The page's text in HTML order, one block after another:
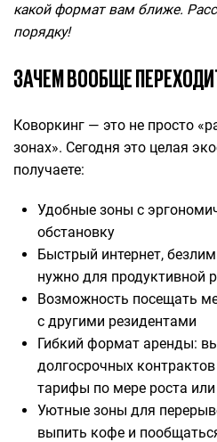
какой формат вам ближе.
порядку!
ЗАЧЕМ ВООБЩЕ
Коворкинг — это не просто
зонах». Сегодня это целая
получаете:
Удобные зоны с
обстановку
Быстрый интернет,
нужно для продуктивной
Возможность посещать
с другими резидентами
Гибкий формат аренды:
долгосрочных
тарифы по мере роста
Уютные зоны для
выпить кофе и